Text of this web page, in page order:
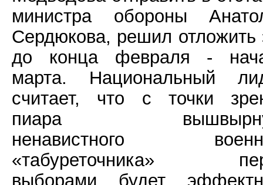
министра обороны
Сердюкова, решил отложить
до конца февраля -
марта. Национальный
считает, что с точки
пиара
ненавистного
«табуреточника»
выборами будет